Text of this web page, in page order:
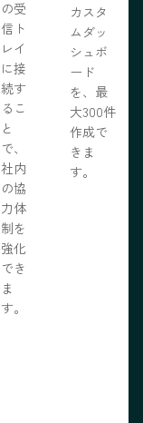
の受
信ト
レイ
に接
続す
るこ
と
で、
社内
の協
力体
制を
強化
でき
ま
す。
カスタ
ムダッ
シュボ
ード
を、最
大300件
作成で
きま
す。